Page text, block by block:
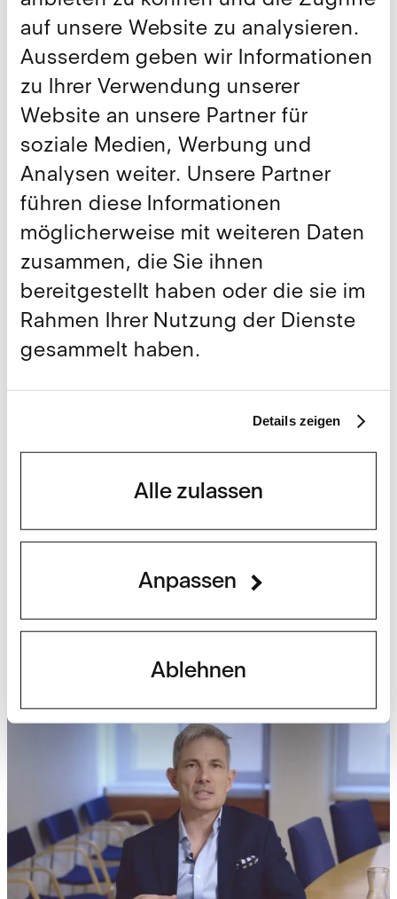
auf unsere Website zu analysieren.
Ausserdem geben wir Informationen
zu Ihrer Verwendung unserer
Website an unsere Partner für
soziale Medien, Werbung und
Analysen weiter. Unsere Partner
führen diese Informationen
möglicherweise mit weiteren Daten
zusammen, die Sie ihnen
bereitgestellt haben oder die sie im
Rahmen Ihrer Nutzung der Dienste
gesammelt haben.
Details zeigen
Alle zulassen
Anpassen
Ablehnen
Weiterführende Links
Hier gibt's den Bericht
Teilen
Weitere Publikationen
Alle anzeigen
Nationalfeiertag: Freiheit